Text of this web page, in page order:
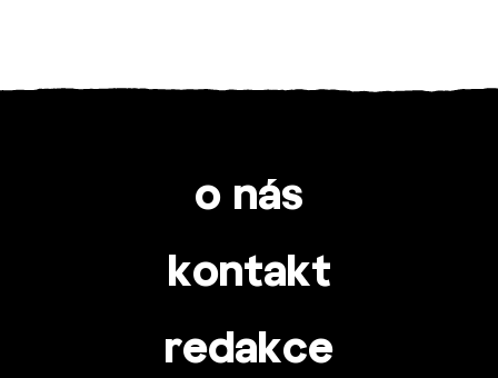
o nás
kontakt
redakce